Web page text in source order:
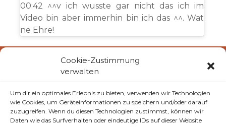
Cookie-Zustimmung
verwalten
Um dir ein optimales Erlebnis zu bieten, verwenden wir Technologien
wie Cookies, um Geräteinformationen zu speichern und/oder darauf
zuzugreifen. Wenn du diesen Technologien zustimmst, können wir
Daten wie das Surfverhalten oder eindeutige IDs auf dieser Website
00:42 ^^v ich wusste gar nicht das ich im
Video bin aber immerhin bin ich das ^^. Wat
ne Ehre!
Glitterstifte zur Hand und streicht euch diese
Daten im Kalender an: Vom 29. bis zum 31.
August 2014 werden wir uns wieder in Bralitz
treffen. Kommt nur alle vorbei und verbringt